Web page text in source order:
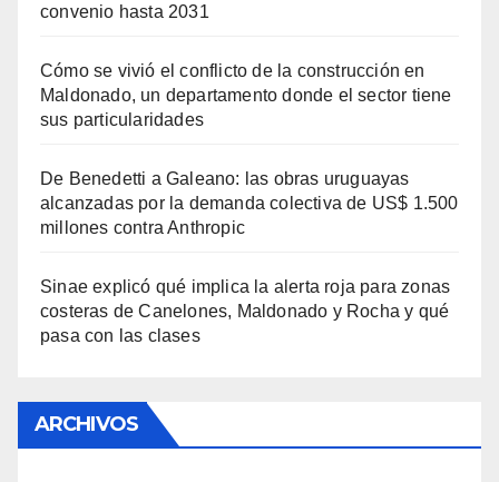
convenio hasta 2031
Cómo se vivió el conflicto de la construcción en
Maldonado, un departamento donde el sector tiene
sus particularidades
De Benedetti a Galeano: las obras uruguayas
alcanzadas por la demanda colectiva de US$ 1.500
millones contra Anthropic
Sinae explicó qué implica la alerta roja para zonas
costeras de Canelones, Maldonado y Rocha y qué
pasa con las clases
ARCHIVOS